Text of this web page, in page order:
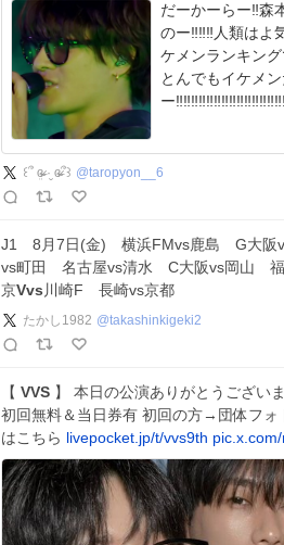
だーかーらー‼️森
のー‼️‼️‼️人類はよ
ケメンランキン
とんでもイケメ
ー
꒰՞ ܸɞ̴̶̷ ·̮ ɞ̴̶̷՞꒱ @taropyon__6
J1 8月7日(金) 横浜FMvs鹿島 G大
vs町田 名古屋vs清水 C大阪vs岡山
京Vvs 川崎F 長崎vs京都
たかし1982 @takashinkigeki2
【 VVS 】 本日の公演ありがとうござい
初回無料＆当日券有 初回の方→団体フ
はこちら livepocket.jp/t/vvs9th